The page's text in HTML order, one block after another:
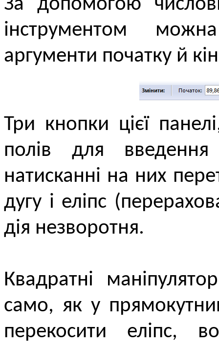
За допомогою
інструментом
аргументи початку й
Три кнопки цієї
полів для введення
натисканні на них
дугу і еліпс
дія незворотня.
Квадратні
само, як у
перекосити еліпс,